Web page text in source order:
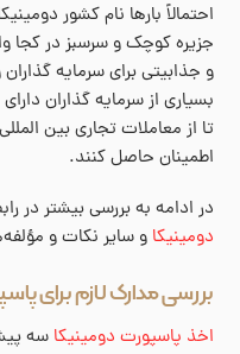
احتمالاً بارها نام کشور
جزیره کوچک و سرسبز در کجا
و جذابیتی برای سرمایه
بسیاری از سرمایه گذاران
تا از معاملات تجاری بین
اطمینان حاصل کنند.
در ادامه به بررسی بیشتر در
دومینیکا و سایر نکات و
بررسی مدارک لازم برای
اخذ پاسپورت دومینیکا سه